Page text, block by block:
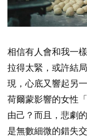
相信有人會和我一
拉得太緊，或許結
現，心底又響起另
荷爾蒙影響的女性
由己？而且，悲劇
是無數細微的錯失